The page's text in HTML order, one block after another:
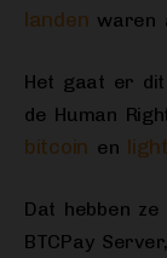
landen waren
Het gaat er
de Human
bitcoin en
Dat hebben
BTCPay